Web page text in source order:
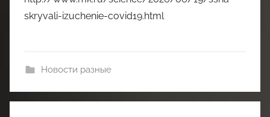
skryvali-izuchenie-covid19.html
Новости разные